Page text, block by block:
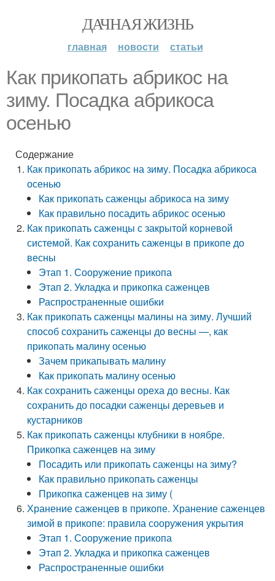
ДАЧНАЯ ЖИЗНЬ
главная новости статьи
Как прикопать абрикос на
зиму. Посадка абрикоса
осенью
Содержание
Как прикопать абрикос на зиму. Посадка абрикоса
осенью
Как прикопать саженцы абрикоса на зиму
Как правильно посадить абрикос осенью
Как прикопать саженцы с закрытой корневой
системой. Как сохранить саженцы в прикопе до
весны
Этап 1. Сооружение прикопа
Этап 2. Укладка и прикопка саженцев
Распространенные ошибки
Как прикопать саженцы малины на зиму. Лучший
способ сохранить саженцы до весны —, как
прикопать малину осенью
Зачем прикапывать малину
Как прикопать малину осенью
Как сохранить саженцы ореха до весны. Как
сохранить до посадки саженцы деревьев и
кустарников
Как прикопать саженцы клубники в ноябре.
Прикопка саженцев на зиму
Посадить или прикопать саженцы на зиму?
Как правильно прикопать саженцы
Прикопка саженцев на зиму (
Хранение саженцев в прикопе. Хранение саженцев
зимой в прикопе: правила сооружения укрытия
Этап 1. Сооружение прикопа
Этап 2. Укладка и прикопка саженцев
Распространенные ошибки